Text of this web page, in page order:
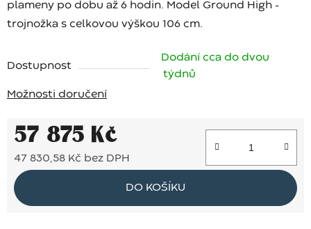
plameny po dobu až 6 hodin. Model Ground High -
trojnožka s celkovou výškou 106 cm.
Dostupnost
Dodání cca do dvou
týdnů
Možnosti doručení
57 875 Kč
47 830,58 Kč bez DPH
Měrná cena:
DO KOŠÍKU